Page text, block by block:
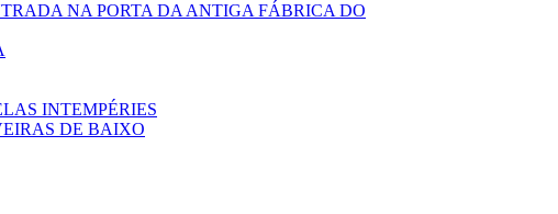
NA PORTA DA ANTIGA FÁBRICA DO
INTEMPÉRIES
DE BAIXO